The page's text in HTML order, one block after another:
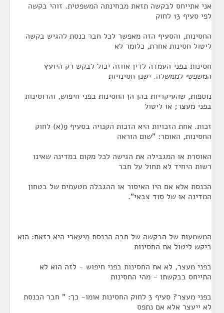
אני אתייחס לבקשה תזאת מבחינתה המשפטית. זוהי בקשה
לפי סעיף 13 לחוק
החסינות, והסעיף הזה מאפשר לכל חבר כנסת להגיש בקשה
ליטול חסינות אחרת, כלומר לא
חסינות בפני העמדה לדין אווזה יכול לבקש רק היועץ
המשפטי לממשלה. ישנן חסינויות
נוספות, שהעיקריות בהן הן החסינות בפני חיפוש, והרוסינות
בפני מעצר; או ליטול
זכות. אחת הזכויות היא הזכות הקנויה בסעיף 9(א) לחוק
החסינות, האומר: "שום הוראה
האוסרת או המגבילה את הגישה לכל מקום במדינה שאינו
רשות היחיד לא תחול על חבר
הכנסת אלא אם היו האיסור או ההגבלה מטעמים של בטחון
המדינה או של סוד צבאי".
המשמעות של הבקשה של חבה הכנסת מיעארי היא כזאת: הוא
ביקש ליטול את החסינות
בפני מעצר, לא את החסינות בפני חיפוש - לזה הוא לא
התייחס בבקשתו - מהי החסינות
בפני מעצר? סעיף 3 לחוק החסינות אומו- כך: " חבר הכנסת
לא ייעצר אלא אם נתפס